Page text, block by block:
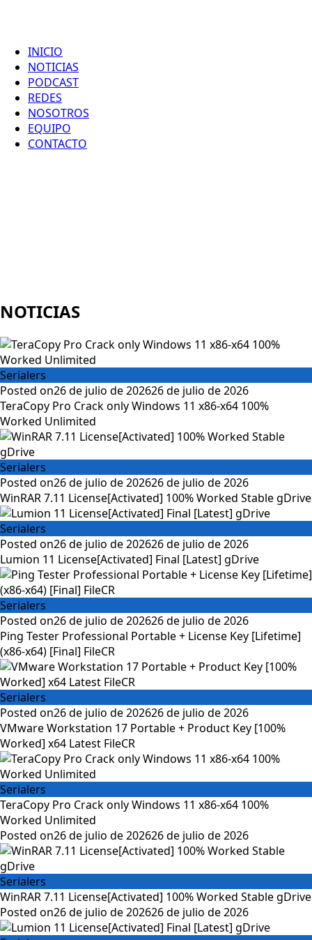
INICIO
NOTICIAS
PODCAST
REDES
NOSOTROS
EQUIPO
CONTACTO
NOTICIAS
Serialers
Posted on26 de julio de 202626 de julio de 2026
TeraCopy Pro Crack only Windows 11 x86-x64 100%
Worked Unlimited
Serialers
Posted on26 de julio de 202626 de julio de 2026
WinRAR 7.11 License[Activated] 100% Worked Stable gDrive
Serialers
Posted on26 de julio de 202626 de julio de 2026
Lumion 11 License[Activated] Final [Latest] gDrive
Serialers
Posted on26 de julio de 202626 de julio de 2026
Ping Tester Professional Portable + License Key [Lifetime]
(x86-x64) [Final] FileCR
Serialers
Posted on26 de julio de 202626 de julio de 2026
VMware Workstation 17 Portable + Product Key [100%
Worked] x64 Latest FileCR
Serialers
TeraCopy Pro Crack only Windows 11 x86-x64 100%
Worked Unlimited
Posted on26 de julio de 202626 de julio de 2026
Serialers
WinRAR 7.11 License[Activated] 100% Worked Stable gDrive
Posted on26 de julio de 202626 de julio de 2026